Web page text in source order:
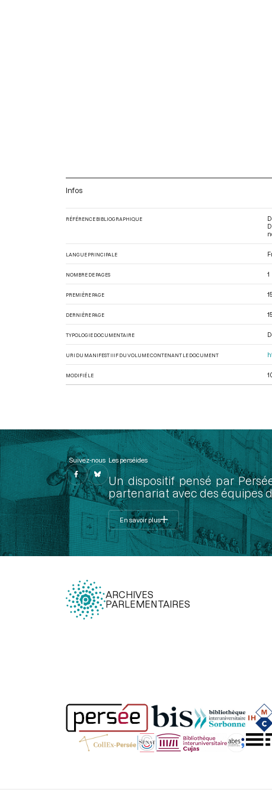
Infos
RÉFÉRENCE BIBLIOGRAPHIQUE
LANGUE PRINCIPALE
NOMBRE DE PAGES 1
PREMIÈRE PAGE
DERNIÈRE PAGE
TYPOLOGIE DOCUMENTAIRE
URI DU MANIFEST IIIF DU VOLUME CONTENANT LE DOCUMENT
MODIFIÉ LE
Suivez-nous Les perséides
Un dispositif pensé par
partenariat avec des équipes
En savoir plus
ARCHIVES
PARLEMENTAIRES
Légal